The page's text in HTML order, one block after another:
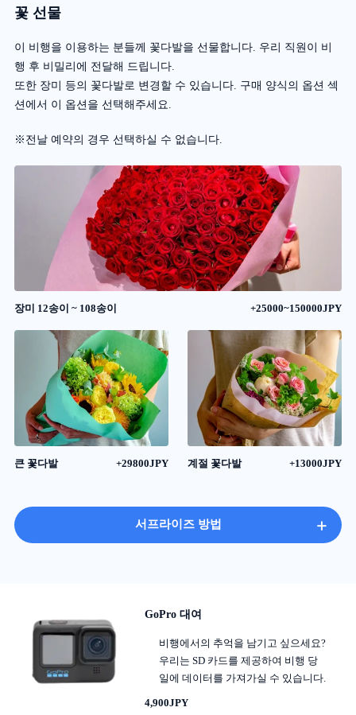
꽃 선물
이 비행을 이용하는 분들께 꽃다발을 선물합니다. 우리 직원이 비
행 후 비밀리에 전달해 드립니다.
또한 장미 등의 꽃다발로 변경할 수 있습니다. 구매 양식의 옵션 섹
션에서 이 옵션을 선택해주세요.
※전날 예약의 경우 선택하실 수 없습니다.
장미 12송이 ~ 108송이 +25000~150000JPY
큰 꽃다발 +29800JPY 계절 꽃다발 +13000JPY
서프라이즈 방법 +
GoPro 대여
비행에서의 추억을 남기고 싶으세요?
우리는 SD 카드를 제공하여 비행 당
일에 데이터를 가져가실 수 있습니다.
4,900JPY